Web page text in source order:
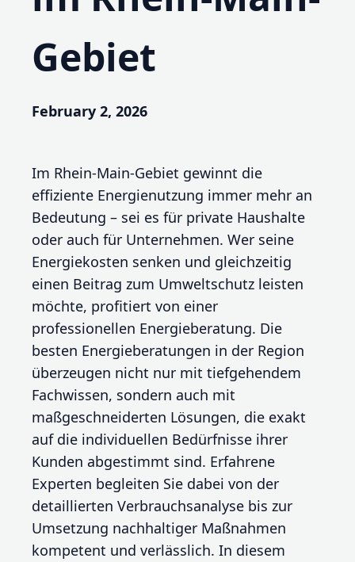
Gebiet
February 2, 2026
Im Rhein-Main-Gebiet gewinnt die
effiziente Energienutzung immer mehr an
Bedeutung – sei es für private Haushalte
oder auch für Unternehmen. Wer seine
Energiekosten senken und gleichzeitig
einen Beitrag zum Umweltschutz leisten
möchte, profitiert von einer
professionellen Energieberatung. Die
besten Energieberatungen in der Region
überzeugen nicht nur mit tiefgehendem
Fachwissen, sondern auch mit
maßgeschneiderten Lösungen, die exakt
auf die individuellen Bedürfnisse ihrer
Kunden abgestimmt sind. Erfahrene
Experten begleiten Sie dabei von der
detaillierten Verbrauchsanalyse bis zur
Umsetzung nachhaltiger Maßnahmen
kompetent und verlässlich. In diesem